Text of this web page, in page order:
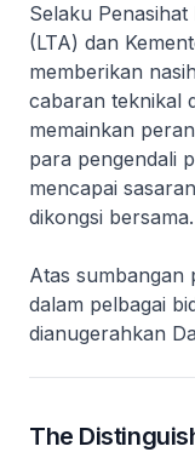
Selaku
(LTA) dan
memberikan
cabaran teknikal
memainkan
para pengendali
mencapai
dikongsi bersama.
Atas sumbangan
dalam pelbagai
dianugerahkan
The